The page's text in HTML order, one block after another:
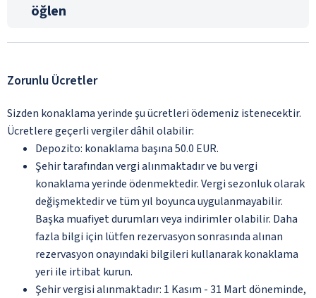
öğlen
Zorunlu Ücretler
Sizden konaklama yerinde şu ücretleri ödemeniz istenecektir.
Ücretlere geçerli vergiler dâhil olabilir:
Depozito: konaklama başına 50.0 EUR.
Şehir tarafından vergi alınmaktadır ve bu vergi
konaklama yerinde ödenmektedir. Vergi sezonluk olarak
değişmektedir ve tüm yıl boyunca uygulanmayabilir.
Başka muafiyet durumları veya indirimler olabilir. Daha
fazla bilgi için lütfen rezervasyon sonrasında alınan
rezervasyon onayındaki bilgileri kullanarak konaklama
yeri ile irtibat kurun.
Şehir vergisi alınmaktadır: 1 Kasım - 31 Mart döneminde,